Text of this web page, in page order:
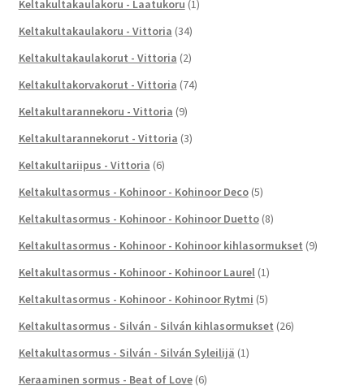
Keltakultakaulakoru - Laatukoru (1)
Keltakultakaulakoru - Vittoria (34)
Keltakultakaulakorut - Vittoria (2)
Keltakultakorvakorut - Vittoria (74)
Keltakultarannekoru - Vittoria (9)
Keltakultarannekorut - Vittoria (3)
Keltakultariipus - Vittoria (6)
Keltakultasormus - Kohinoor - Kohinoor Deco (5)
Keltakultasormus - Kohinoor - Kohinoor Duetto (8)
Keltakultasormus - Kohinoor - Kohinoor kihlasormukset (9)
Keltakultasormus - Kohinoor - Kohinoor Laurel (1)
Keltakultasormus - Kohinoor - Kohinoor Rytmi (5)
Keltakultasormus - Silván - Silván kihlasormukset (26)
Keltakultasormus - Silván - Silván Syleilijä (1)
Keraaminen sormus - Beat of Love (6)